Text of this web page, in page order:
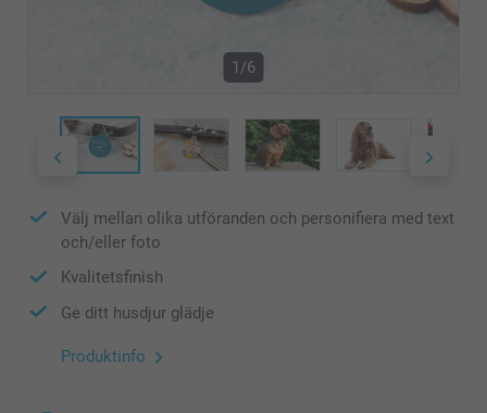
1/6
Välj mellan olika utföranden och personifiera med text
och/eller foto
Kvalitetsfinish
Ge ditt husdjur glädje
Produktinfo